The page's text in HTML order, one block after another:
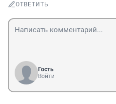
ОТВЕТИТЬ
Гость
Войти